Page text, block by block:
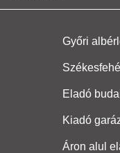
Győri
Eladó
Kiadó
Áron alul